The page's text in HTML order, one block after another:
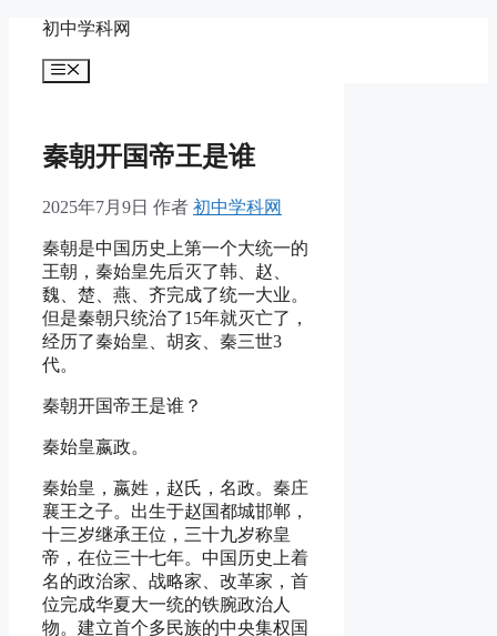
初中学科网
菜
秦朝开国帝王是谁
2025年7月9日 作者 初中学科网
秦朝是中国历史上第一个大统一的
王朝，秦始皇先后灭了韩、赵、
魏、楚、燕、齐完成了统一大业。
但是秦朝只统治了15年就灭亡了，
经历了秦始皇、胡亥、秦三世3
代。
秦朝开国帝王是谁？
秦始皇嬴政。
秦始皇，嬴姓，赵氏，名政。秦庄
襄王之子。出生于赵国都城邯郸，
十三岁继承王位，三十九岁称皇
帝，在位三十七年。中国历史上着
名的政治家、战略家、改革家，首
位完成华夏大一统的铁腕政治人
物。建立首个多民族的中央集权国